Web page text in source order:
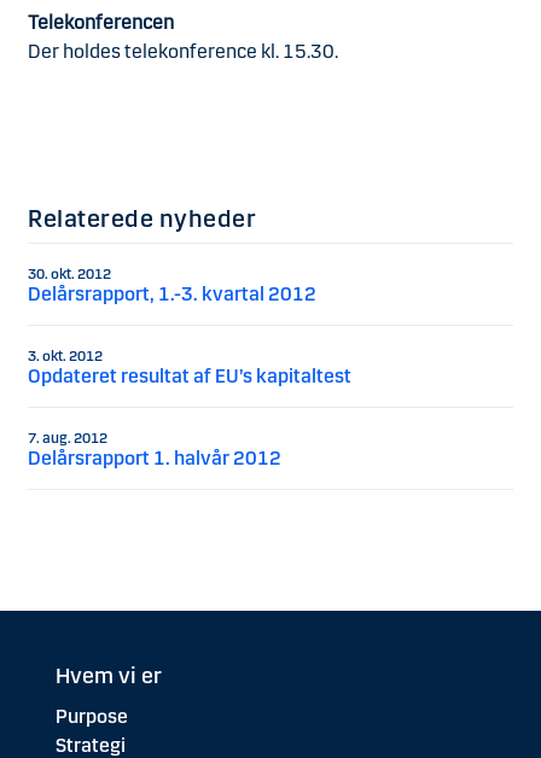
Telekonferencen
Der holdes telekonference kl. 15.30.
Relaterede nyheder
30. okt. 2012
Delårsrapport, 1.-3. kvartal 2012
3. okt. 2012
Opdateret resultat af EU’s kapitaltest
7. aug. 2012
Delårsrapport 1. halvår 2012
Hvem vi er
Purpose
Strategi